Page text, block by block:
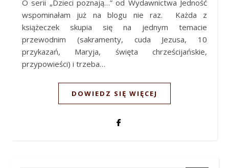
O serii „Dzieci poznają…” od Wydawnictwa Jedność
wspominałam już na blogu nie raz. Każda z
książeczek skupia się na jednym temacie
przewodnim (sakramenty, cuda Jezusa, 10
przykazań, Maryja, święta chrześcijańskie,
przypowieści) i trzeba…
DOWIEDZ SIĘ WIĘCEJ